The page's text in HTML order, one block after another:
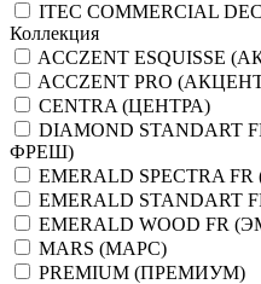
ITEC COMMERCIAL
Коллекция
ACCZENT ESQUISSE
ACCZENT PRO
CENTRA (ЦЕНТРА)
DIAMOND
ФРЕШ)
EMERALD SPECTRA
EMERALD
EMERALD WOOD FR
MARS (МАРС)
PREMIUM (ПРЕМИУМ)